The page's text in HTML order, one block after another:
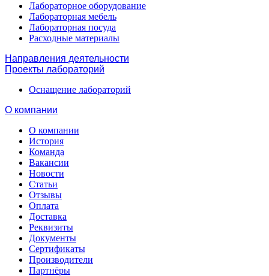
Лабораторное оборудование
Лабораторная мебель
Лабораторная посуда
Расходные материалы
Направления деятельности
Проекты лабораторий
Оснащение лабораторий
О компании
О компании
История
Команда
Вакансии
Новости
Статьи
Отзывы
Оплата
Доставка
Реквизиты
Документы
Сертификаты
Производители
Партнёры